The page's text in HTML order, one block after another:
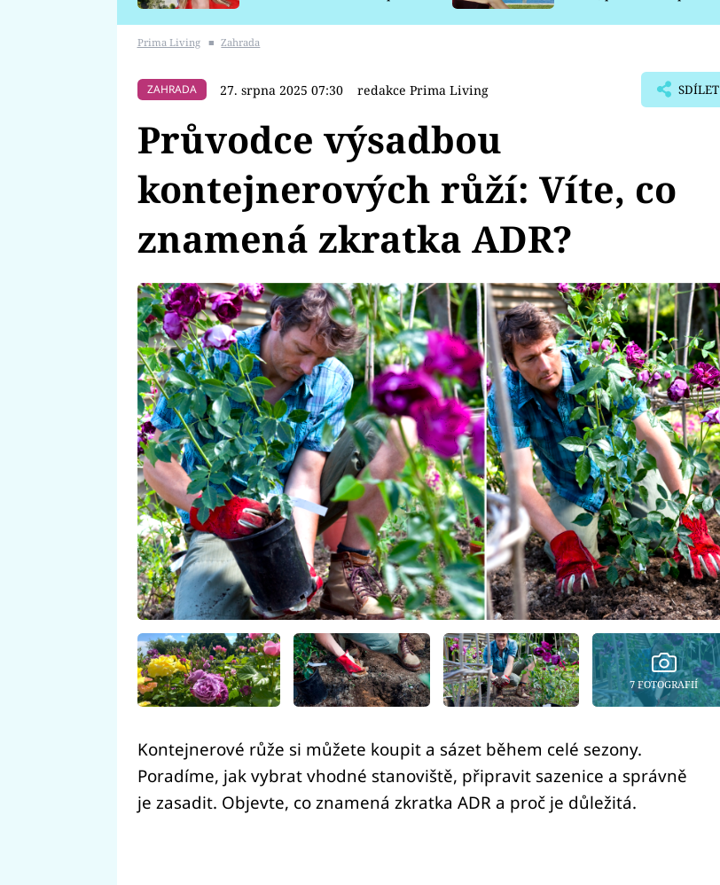
Prima Living ■ Zahrada
ZAHRADA 27. srpna 2025 07:30 redakce Prima Living SDÍLET
Průvodce výsadbou
kontejnerových růží: Víte, co
znamená zkratka ADR?
7 FOTOGRAFIÍ
Kontejnerové růže si můžete koupit a sázet během celé sezony.
Poradíme, jak vybrat vhodné stanoviště, připravit sazenice a správně
je zasadit. Objevte, co znamená zkratka ADR a proč je důležitá.